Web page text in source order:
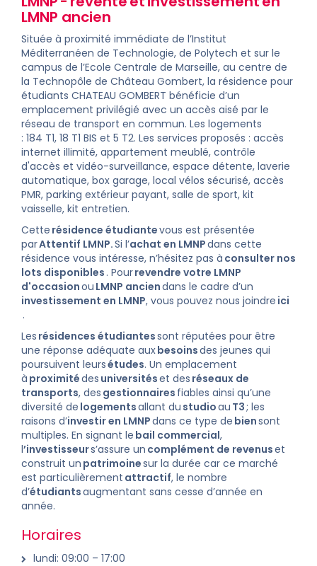
LMNP ancien
Située à proximité immédiate de l’Institut
Méditerranéen de Technologie, de Polytech et sur le
campus de l’Ecole Centrale de Marseille, au centre de
la Technopôle de Château Gombert, la résidence pour
étudiants CHATEAU GOMBERT bénéficie d’un
emplacement privilégié avec un accès aisé par le
réseau de transport en commun. Les logements
: 184 T1, 18 T1 BIS et 5 T2. Les services proposés : accès
internet illimité, appartement meublé, contrôle
d'accès et vidéo-surveillance, espace détente, laverie
automatique, box garage, local vélos sécurisé, accès
PMR, parking extérieur payant, salle de sport, kit
vaisselle, kit entretien.
Cette résidence étudiantevous est présentée
parAttentif LMNP.Si l’achat en LMNPdans cette
résidence vous intéresse, n’hésitez pas à consulter nos
lots disponibles . Pourrevendre votre LMNP
d'occasionou LMNP anciendans le cadre d’un
investissement en LMNP, vous pouvez nous joindre ici
.
Les résidences étudiantessont réputées pour être
une réponse adéquate auxbesoinsdes jeunes qui
poursuivent leursétudes. Un emplacement
à proximitédes universitéset des réseaux de
transports, des gestionnaires fiables ainsi qu’une
diversité de logementsallant du studioau T3; les
raisons d’investir en LMNPdans ce type de biensont
multiples. En signant le bail commercial,
l’investisseurs’assure un complément de revenuset
construit un patrimoinesur la durée car ce marché
est particulièrement attractif, le nombre
d’étudiantsaugmentant sans cesse d’année en
année.
Horaires
lundi: 09:00 – 17:00